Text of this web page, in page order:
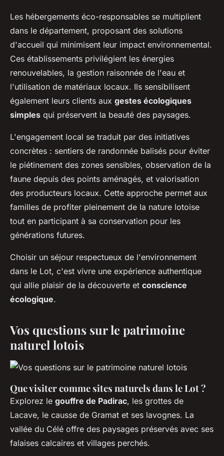
Les hébergements éco-responsables se multiplient
dans le département, proposant des solutions
d'accueil qui minimisent leur impact environnemental.
Ces établissements privilégient les énergies
renouvelables, la gestion raisonnée de l'eau et
l'utilisation de matériaux locaux. Ils sensibilisent
également leurs clients aux gestes écologiques
simples qui préservent la beauté des paysages.
L'engagement local se traduit par des initiatives
concrètes : sentiers de randonnée balisés pour éviter
le piétinement des zones sensibles, observation de la
faune depuis des points aménagés, et valorisation
des producteurs locaux. Cette approche permet aux
familles de profiter pleinement de la nature lotoise
tout en participant à sa conservation pour les
générations futures.
Choisir un séjour respectueux de l'environnement
dans le Lot, c'est vivre une expérience authentique
qui allie plaisir de la découverte et conscience
écologique.
Vos questions sur le patrimoine
naturel lotois
Que visiter comme sites naturels dans le Lot ?
Explorez le gouffre de Padirac, les grottes de
Lacave, le causse de Gramat et ses lavognes. La
vallée du Célé offre des paysages préservés avec ses
falaises calcaires et villages perchés.